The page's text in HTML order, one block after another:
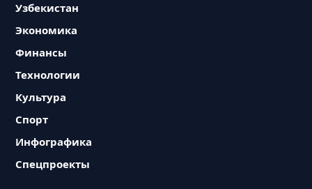
Узбекистан
Экономика
Финансы
Технологии
Культура
Спорт
Инфографика
Спецпроекты